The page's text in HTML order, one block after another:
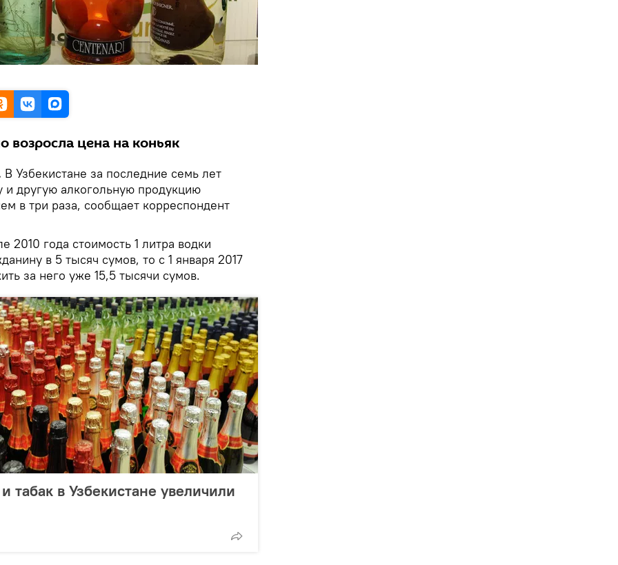
возросла цена на коньяк
В Узбекистане за последние семь лет
и другую алкогольную продукцию
в три раза, сообщает корреспондент
2010 года стоимость 1 литра водки
в 5 тысяч сумов, то с 1 января 2017
за него уже 15,5 тысячи сумов.
табак в Узбекистане увеличили